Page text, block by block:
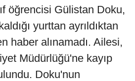
öğrencisi Gülistan Doku,
yurttan ayrıldıktan
haber alınamadı. Ailesi,
Müdürlüğü'ne kayıp
Doku'nun